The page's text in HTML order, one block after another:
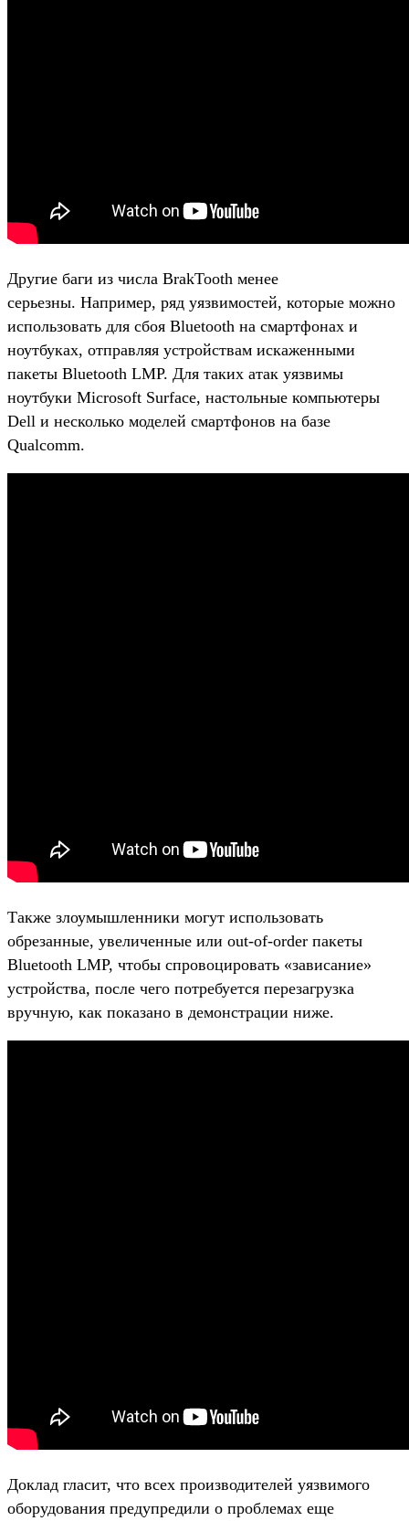
Другие баги из числа BrakTooth менее
серьезны. Например, ряд уязвимостей, которые можно
использовать для сбоя Bluetooth на смартфонах и
ноутбуках, отправляя устройствам искаженными
пакеты Bluetooth LMP. Для таких атак уязвимы
ноутбуки Microsoft Surface, настольные компьютеры
Dell и несколько моделей смартфонов на базе
Qualcomm.
Также злоумышленники могут использовать
обрезанные, увеличенные или out-of-order пакеты
Bluetooth LMP, чтобы спровоцировать «зависание»
устройства, после чего потребуется перезагрузка
вручную, как показано в демонстрации ниже.
Доклад гласит, что всех производителей уязвимого
оборудования предупредили о проблемах еще